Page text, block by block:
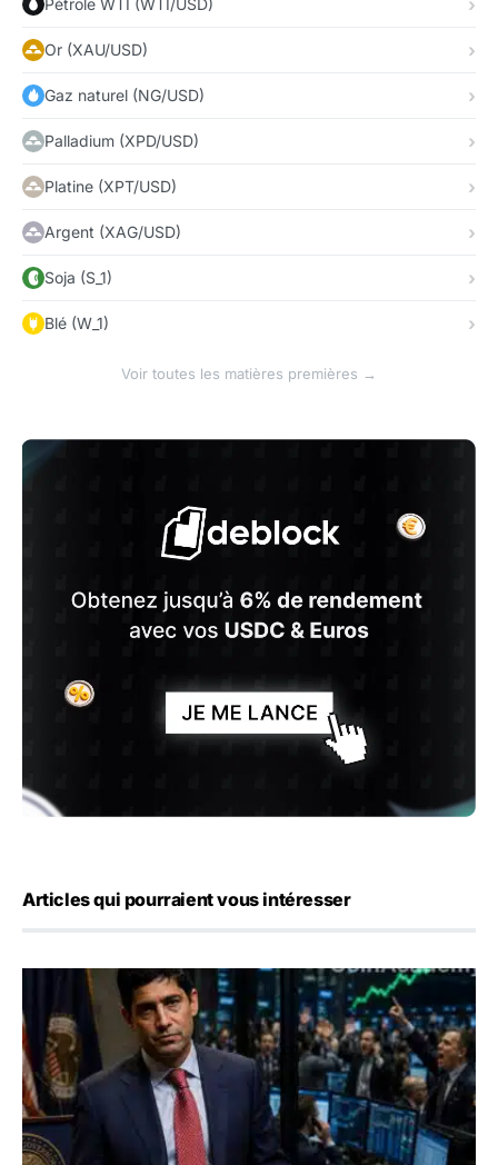
Pétrole WTI (WTI/USD)
Or (XAU/USD)
Gaz naturel (NG/USD)
Palladium (XPD/USD)
Platine (XPT/USD)
Argent (XAG/USD)
Soja (S_1)
Blé (W_1)
Voir toutes les matières premières →
Articles qui pourraient vous intéresser
Emploi américain : 23 000 postes détruits en juillet, les